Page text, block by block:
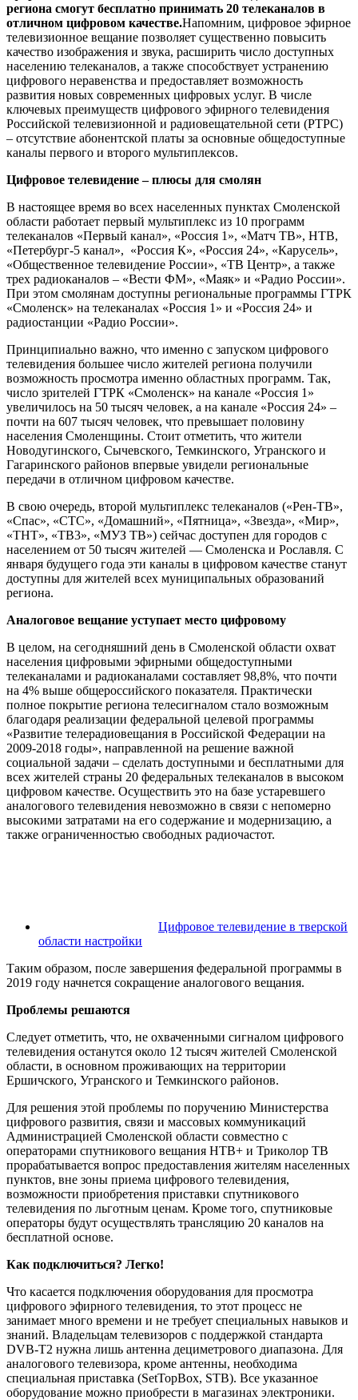
региона смогут бесплатно принимать 20 телеканалов в
отличном цифровом качестве.Напомним, цифровое эфирное
телевизионное вещание позволяет существенно повысить
качество изображения и звука, расширить число доступных
населению телеканалов, а также способствует устранению
цифрового неравенства и предоставляет возможность
развития новых современных цифровых услуг. В числе
ключевых преимуществ цифрового эфирного телевидения
Российской телевизионной и радиовещательной сети (РТРС)
– отсутствие абонентской платы за основные общедоступные
каналы первого и второго мультиплексов.
Цифровое телевидение – плюсы для смолян
В настоящее время во всех населенных пунктах Смоленской
области работает первый мультиплекс из 10 программ
телеканалов «Первый канал», «Россия 1», «Матч ТВ», НТВ,
«Петербург-5 канал», «Россия К», «Россия 24», «Карусель»,
«Общественное телевидение России», «ТВ Центр», а также
трех радиоканалов – «Вести ФМ», «Маяк» и «Радио России».
При этом смолянам доступны региональные программы ГТРК
«Смоленск» на телеканалах «Россия 1» и «Россия 24» и
радиостанции «Радио России».
Принципиально важно, что именно с запуском цифрового
телевидения большее число жителей региона получили
возможность просмотра именно областных программ. Так,
число зрителей ГТРК «Смоленск» на канале «Россия 1»
увеличилось на 50 тысяч человек, а на канале «Россия 24» –
почти на 607 тысяч человек, что превышает половину
населения Смоленщины. Стоит отметить, что жители
Новодугинского, Сычевского, Темкинского, Угранского и
Гагаринского районов впервые увидели региональные
передачи в отличном цифровом качестве.
В свою очередь, второй мультиплекс телеканалов («Рен-ТВ»,
«Спас», «СТС», «Домашний», «Пятница», «Звезда», «Мир»,
«ТНТ», «ТВ3», «МУЗ ТВ») сейчас доступен для городов с
населением от 50 тысяч жителей — Смоленска и Рославля. С
января будущего года эти каналы в цифровом качестве станут
доступны для жителей всех муниципальных образований
региона.
Аналоговое вещание уступает место цифровому
В целом, на сегодняшний день в Смоленской области охват
населения цифровыми эфирными общедоступными
телеканалами и радиоканалами составляет 98,8%, что почти
на 4% выше общероссийского показателя. Практически
полное покрытие региона телесигналом стало возможным
благодаря реализации федеральной целевой программы
«Развитие телерадиовещания в Российской Федерации на
2009-2018 годы», направленной на решение важной
социальной задачи – сделать доступными и бесплатными для
всех жителей страны 20 федеральных телеканалов в высоком
цифровом качестве. Осуществить это на базе устаревшего
аналогового телевидения невозможно в связи с непомерно
высокими затратами на его содержание и модернизацию, а
также ограниченностью свободных радиочастот.
Цифровое телевидение в тверской
области настройки
Таким образом, после завершения федеральной программы в
2019 году начнется сокращение аналогового вещания.
Проблемы решаются
Следует отметить, что, не охваченными сигналом цифрового
телевидения останутся около 12 тысяч жителей Смоленской
области, в основном проживающих на территории
Ершичского, Угранского и Темкинского районов.
Для решения этой проблемы по поручению Министерства
цифрового развития, связи и массовых коммуникаций
Администрацией Смоленской области совместно с
операторами спутникового вещания НТВ+ и Триколор ТВ
прорабатывается вопрос предоставления жителям населенных
пунктов, вне зоны приема цифрового телевидения,
возможности приобретения приставки спутникового
телевидения по льготным ценам. Кроме того, спутниковые
операторы будут осуществлять трансляцию 20 каналов на
бесплатной основе.
Как подключиться? Легко!
Что касается подключения оборудования для просмотра
цифрового эфирного телевидения, то этот процесс не
занимает много времени и не требует специальных навыков и
знаний. Владельцам телевизоров с поддержкой стандарта
DVB-T2 нужна лишь антенна дециметрового диапазона. Для
аналогового телевизора, кроме антенны, необходима
специальная приставка (SetTopBox, STB). Все указанное
оборудование можно приобрести в магазинах электроники.